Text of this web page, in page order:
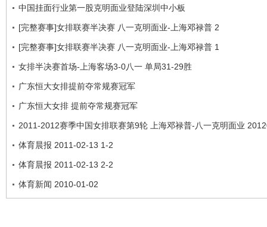
中国挂面行业第一股克明面业登陆深圳中小板
[完整赛事]女排联赛半决赛 八一克明面业-上海邓禄普 2
[完整赛事]女排联赛半决赛 八一克明面业-上海邓禄普 1
女排半决赛首场-上海客场3-0八一 单局31-29胜
广东恒大女排提前夺常规赛冠军
广东恒大女排 提前夺常规赛冠军
2011-2012赛季中国女排联赛第9轮 上海邓禄普-八一克明面业
体育晨报 2011-02-13 1-2
体育晨报 2011-02-13 2-2
体育新闻 2010-01-02